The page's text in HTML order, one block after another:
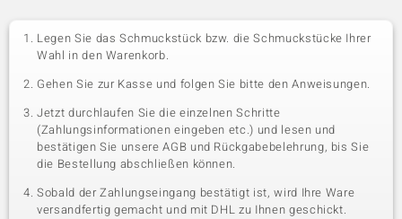
Legen Sie das Schmuckstück bzw. die Schmuckstücke Ihrer
Wahl in den Warenkorb.
Gehen Sie zur Kasse und folgen Sie bitte den Anweisungen.
Jetzt durchlaufen Sie die einzelnen Schritte
(Zahlungsinformationen eingeben etc.) und lesen und
bestätigen Sie unsere AGB und Rückgabebelehrung, bis Sie
die Bestellung abschließen können.
Sobald der Zahlungseingang bestätigt ist, wird Ihre Ware
versandfertig gemacht und mit DHL zu Ihnen geschickt.